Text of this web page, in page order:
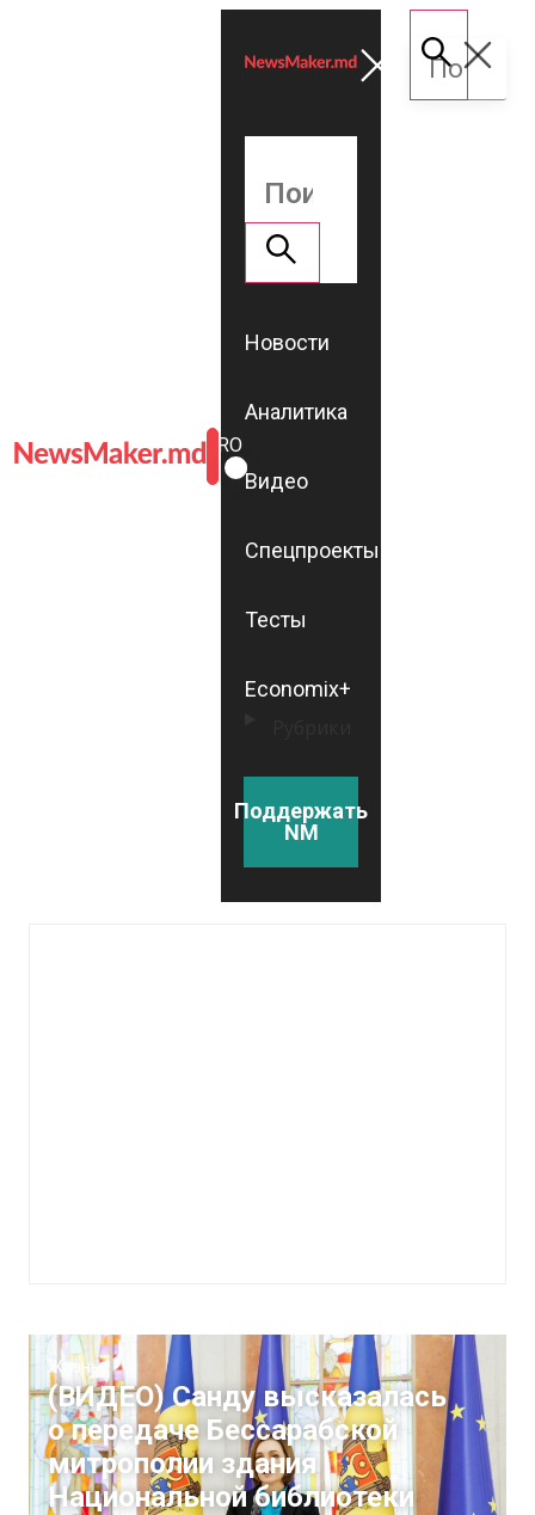
ROMÂNĂ
RU
Новости
Аналитика
Видео
Спецпроекты
Тесты
Economix+
Поддержать
NM
Жизнь
(ВИДЕО) Санду высказалась
о передаче Бессарабской
митрополии здания
Национальной библиотеки